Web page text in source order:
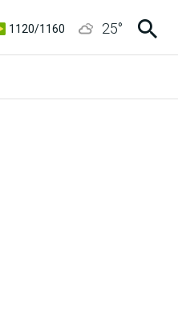
1120/1160
25°